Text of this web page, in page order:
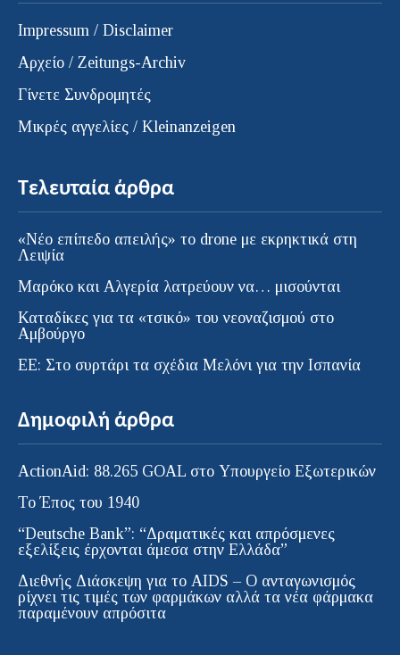
Impressum / Disclaimer
Αρχείο / Zeitungs-Archiv
Γίνετε Συνδρομητές
Μικρές αγγελίες / Kleinanzeigen
Τελευταία άρθρα
«Νέο επίπεδο απειλής» το drone με εκρηκτικά στη
Λειψία
Μαρόκο και Αλγερία λατρεύουν να… μισούνται
Καταδίκες για τα «τσικό» του νεοναζισμού στο
Αμβούργο
ΕΕ: Στο συρτάρι τα σχέδια Μελόνι για την Ισπανία
Δημοφιλή άρθρα
ActionAid: 88.265 GOAL στο Υπουργείο Εξωτερικών
Το Έπος του 1940
“Deutsche Bank”: “Δραματικές και απρόσμενες
εξελίξεις έρχονται άμεσα στην Ελλάδα”
Διεθνής Διάσκεψη για το AIDS – Ο ανταγωνισμός
ρίχνει τις τιμές των φαρμάκων αλλά τα νέα φάρμακα
παραμένουν απρόσιτα